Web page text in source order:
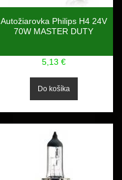
Autožiarovka Philips H4 24V
70W MASTER DUTY
5,13 €